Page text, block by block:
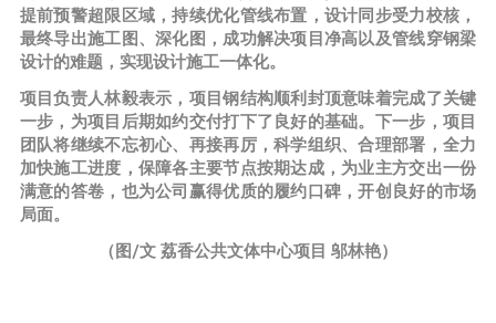
提前预警超限区域，持续优化管线布置，设计同步受力校核，
最终导出施工图、深化图，成功解决项目净高以及管线穿钢梁
设计的难题，实现设计施工一体化。
项目负责人林毅表示，项目钢结构顺利封顶意味着完成了关键
一步，为项目后期如约交付打下了良好的基础。下一步，项目
团队将继续不忘初心、再接再厉，科学组织、合理部署，全力
加快施工进度，保障各主要节点按期达成，为业主方交出一份
满意的答卷，也为公司赢得优质的履约口碑，开创良好的市场
局面。
（图/文 荔香公共文体中心项目 邬林艳）